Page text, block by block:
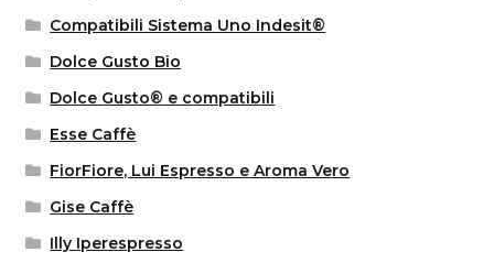
Compatibili Sistema Uno Indesit®
Dolce Gusto Bio
Dolce Gusto® e compatibili
Esse Caffè
FiorFiore, Lui Espresso e Aroma Vero
Gise Caffè
Illy Iperespresso